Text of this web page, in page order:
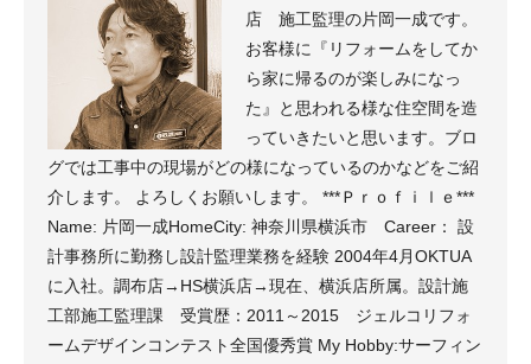
店 施工監理の片岡一成です。
お客様に『リフォームをしてか
ら家に帰るのが楽しみになっ
た』と思われる様な住空間を造
っていきたいと思います。ブロ
グでは工事中の現場がどの様になっているのかなどをご紹
介します。 よろしくお願いします。 ***Ｐｒｏｆｉｌｅ***
Name: 片岡一成HomeCity: 神奈川県横浜市 Career： 設
計事務所に勤務し設計監理業務を経験 2004年4月OKTUA
に入社。調布店→HS横浜店→現在、横浜店所属。設計施
工部施工監理課 受賞歴：2011～2015 ジェルコリフォ
ームデザインコンテスト全国優秀賞 My Hobby:サーフィン